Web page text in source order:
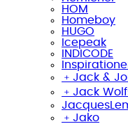
HOM
Homeboy
HUGO
Icepeak
INDICODE
﹢ Jack &
﹢ Jack
﹢ Jako